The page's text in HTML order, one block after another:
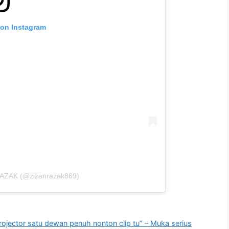
Instagram
(@zizanrazak869)
satu dewan penuh nonton clip tu” – Muka serius